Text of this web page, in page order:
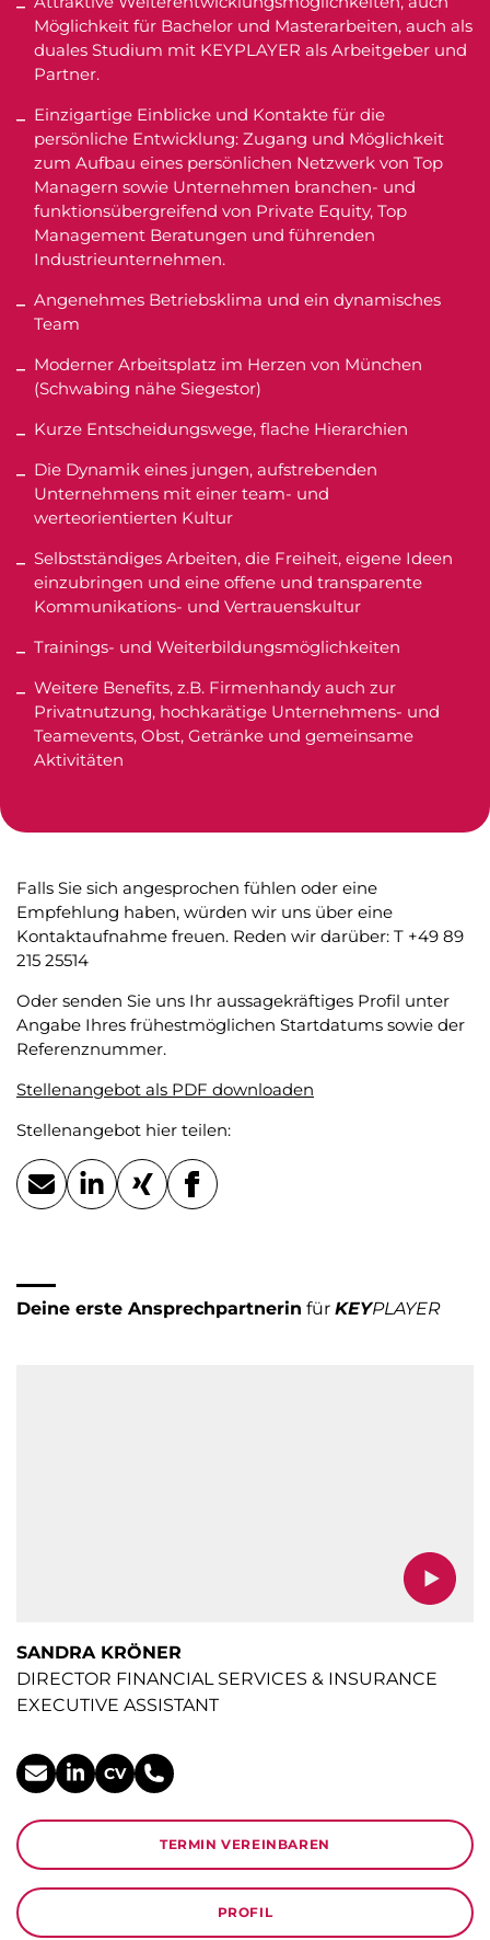
Möglichkeit für Bachelor und Masterarbeiten, auch als
duales Studium mit KEYPLAYER als Arbeitgeber und
Partner.
Einzigartige Einblicke und Kontakte für die
persönliche Entwicklung: Zugang und Möglichkeit
zum Aufbau eines persönlichen Netzwerk von Top
Managern sowie Unternehmen branchen- und
funktionsübergreifend von Private Equity, Top
Management Beratungen und führenden
Industrieunternehmen.
Angenehmes Betriebsklima und ein dynamisches
Team
Moderner Arbeitsplatz im Herzen von München
(Schwabing nähe Siegestor)
Kurze Entscheidungswege, flache Hierarchien
Die Dynamik eines jungen, aufstrebenden
Unternehmens mit einer team- und
werteorientierten Kultur
Selbstständiges Arbeiten, die Freiheit, eigene Ideen
einzubringen und eine offene und transparente
Kommunikations- und Vertrauenskultur
Trainings- und Weiterbildungsmöglichkeiten
Weitere Benefits, z.B. Firmenhandy auch zur
Privatnutzung, hochkarätige Unternehmens- und
Teamevents, Obst, Getränke und gemeinsame
Aktivitäten
Falls Sie sich angesprochen fühlen oder eine
Empfehlung haben, würden wir uns über eine
Kontaktaufnahme freuen. Reden wir darüber: T +49 89
215 25514
Oder senden Sie uns Ihr aussagekräftiges Profil unter
Angabe Ihres frühestmöglichen Startdatums sowie der
Referenznummer.
Stellenangebot als PDF downloaden
Stellenangebot hier teilen:
Deine erste Ansprechpartnerin für KEYPLAYER
SANDRA KRÖNER
DIRECTOR FINANCIAL SERVICES & INSURANCE
EXECUTIVE ASSISTANT
CV
TERMIN VEREINBAREN
PROFIL